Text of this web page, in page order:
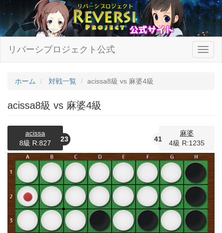
リバーシプロジェクト公式
ホーム 対戦一覧 acissa8級 vs 麻婆4級
acissa8級 vs 麻婆4級
acissa
8級 R:827
23
麻婆
4級 R:1235
41